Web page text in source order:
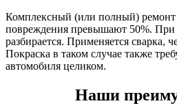
Комплексный (или полный) ремонт
повреждения превышают 50%. При
разбирается. Применяется сварка,
Покраска в таком случае также
автомобиля целиком.
Наши